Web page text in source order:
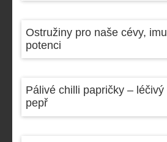
Ostružiny pro naše cévy,
potenci
Pálivé chilli papričky –
pepř